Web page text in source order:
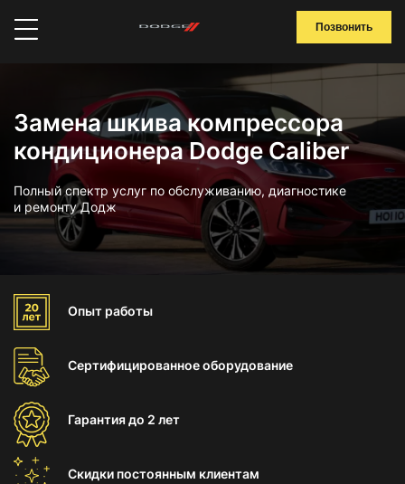
Позвонить
Замена шкива компрессора
кондиционера Dodge Caliber
Полный спектр услуг по обслуживанию, диагностике
и ремонту Додж
Опыт работы
Сертифицированноеоборудование
Гарантиядо 2 лет
Скидки постоянным клиентам